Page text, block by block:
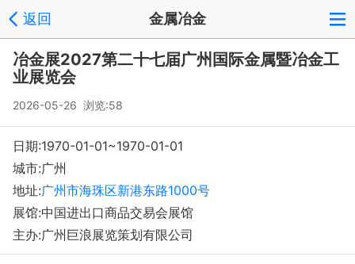
返回 金属冶金
冶金展2027第二十七届广州国际金属暨冶金工
业展览会
2026-05-26 浏览:58
日期:1970-01-01~1970-01-01
城市:广州
地址:广州市海珠区新港东路1000号
展馆:中国进出口商品交易会展馆
主办:广州巨浪展览策划有限公司
会员中心 反馈
Copyright © 2008-2018 环球会展网 fairglobal.com.cn 版权所有